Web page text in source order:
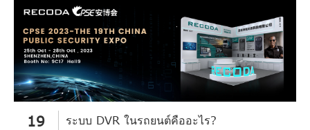
19 ระบบ DVR ในรถยนต์คืออะไร?